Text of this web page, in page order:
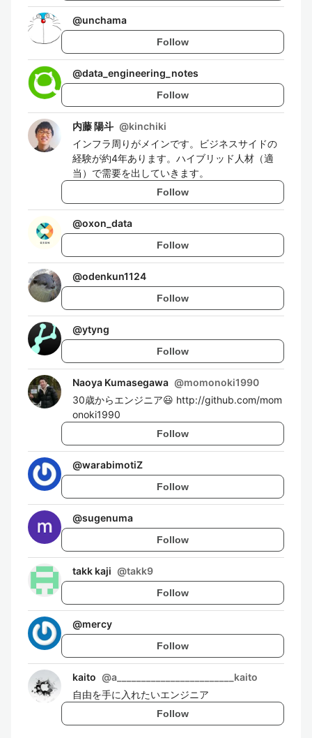
@unchama
Follow
@data_engineering_notes
Follow
内藤 陽斗 @kinchiki
インフラ周りがメインです。ビジネスサイドの
経験が約4年あります。ハイブリッド人材（適
当）で需要を出していきます。
Follow
@oxon_data
Follow
@odenkun1124
Follow
@ytyng
Follow
Naoya Kumasegawa @momonoki1990
30歳からエンジニア😃 http://github.com/mom
onoki1990
Follow
@warabimotiZ
Follow
@sugenuma
Follow
takk kaji @takk9
Follow
@mercy
Follow
kaito @a________________________kaito
自由を手に入れたいエンジニア
Follow